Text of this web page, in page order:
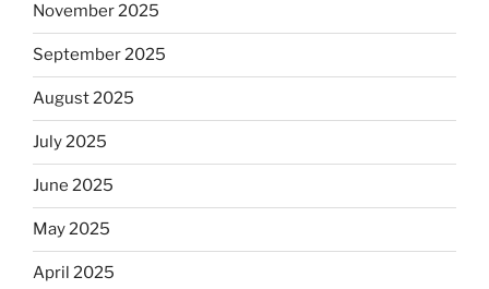
November 2025
September 2025
August 2025
July 2025
June 2025
May 2025
April 2025